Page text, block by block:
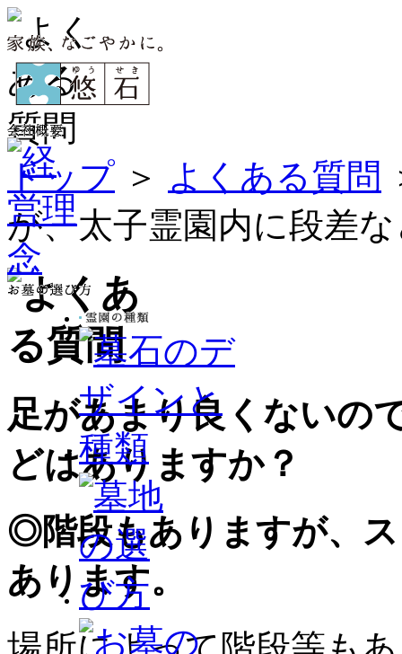
トップ ＞ よくある質問
が、太子霊園内に段差
足があまり良くないの
どはありますか？
◎階段もありますが、
あります。